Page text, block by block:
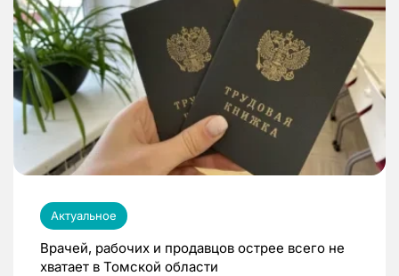
Актуальное
Врачей, рабочих и продавцов острее всего не
хватает в Томской области